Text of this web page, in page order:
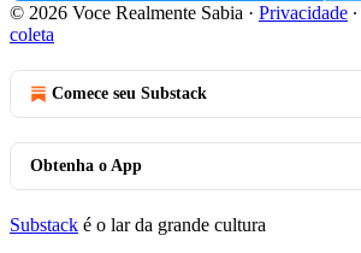
© 2026 Voce Realmente Sabia · Privacidade ∙
coleta
Comece seu Substack
Obtenha o App
Substack é o lar da grande cultura